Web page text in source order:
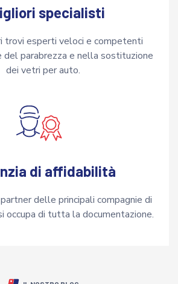
specialisti
trovi esperti veloci e competenti
del parabrezza e nella sostituzione
dei vetri per auto.
di affidabilità
delle principali compagnie di
occupa di tutta la documentazione.